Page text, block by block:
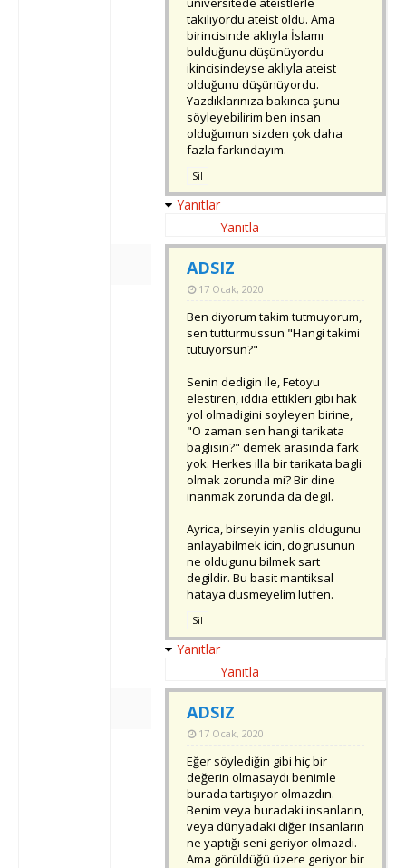
takılıyordu ateist oldu. Ama
birincisinde aklıyla İslamı
bulduğunu düşünüyordu
ikincisindeyse aklıyla ateist
olduğunu düşünüyordu.
Yazdıklarınıza bakınca şunu
söyleyebilirim ben insan
olduğumun sizden çok daha
fazla farkındayım.
Sil
Yanıtlar
Yanıtla
ADSIZ
17 Ocak, 2020
Ben diyorum takim tutmuyorum,
sen tutturmussun "Hangi takimi
tutuyorsun?"
Senin dedigin ile, Fetoyu
elestiren, iddia ettikleri gibi hak
yol olmadigini soyleyen birine,
"O zaman sen hangi tarikata
baglisin?" demek arasinda fark
yok. Herkes illa bir tarikata bagli
olmak zorunda mi? Bir dine
inanmak zorunda da degil.
Ayrica, birseyin yanlis oldugunu
anlayabilmek icin, dogrusunun
ne oldugunu bilmek sart
degildir. Bu basit mantiksal
hataya dusmeyelim lutfen.
Sil
Yanıtlar
Yanıtla
ADSIZ
17 Ocak, 2020
Eğer söylediğin gibi hiç bir
değerin olmasaydı benimle
burada tartışıyor olmazdın.
Benim veya buradaki insanların,
veya dünyadaki diğer insanların
ne yaptığı seni geriyor olmazdı.
Ama görüldüğü üzere geriyor bir